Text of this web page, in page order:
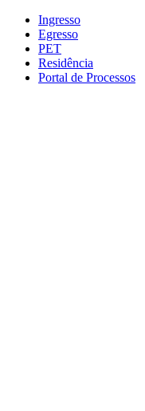
Conteúdo principal
Ingresso
Egresso
PET
Residência
Portal de Processos